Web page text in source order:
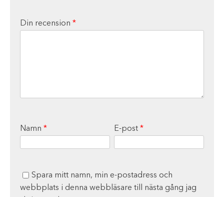
Din recension *
Namn * E-post *
Spara mitt namn, min e-postadress och
webbplats i denna webbläsare till nästa gång jag